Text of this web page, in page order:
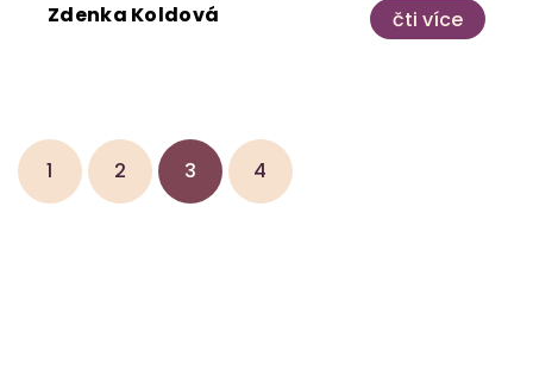
Zdenka Koldová čti více
1 2 3 4